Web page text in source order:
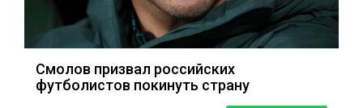
Смолов призвал российских
футболистов покинуть страну